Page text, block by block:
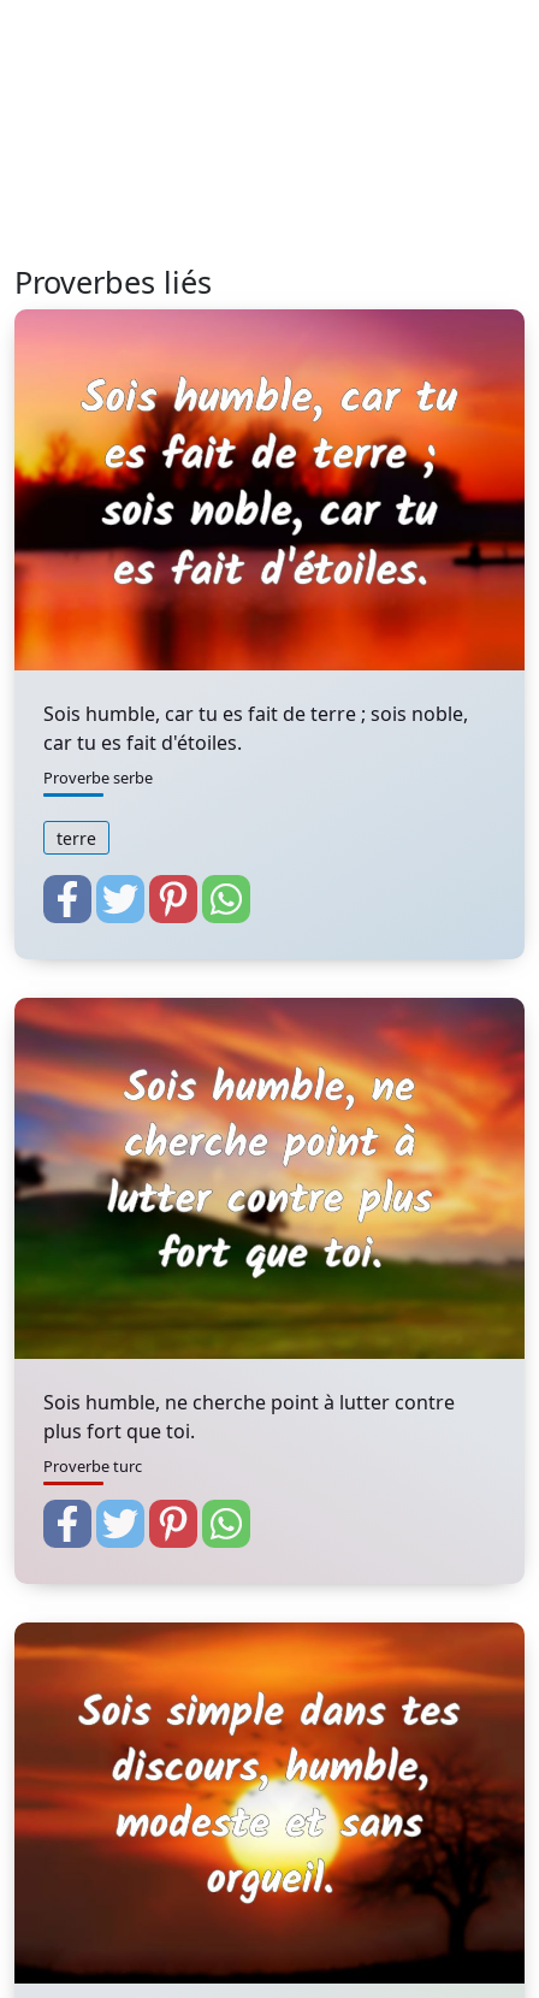
Proverbes liés
Sois humble, car tu es fait de terre ; sois noble,
car tu es fait d'étoiles.
Proverbe serbe
terre
Sois humble, ne cherche point à lutter contre
plus fort que toi.
Proverbe turc